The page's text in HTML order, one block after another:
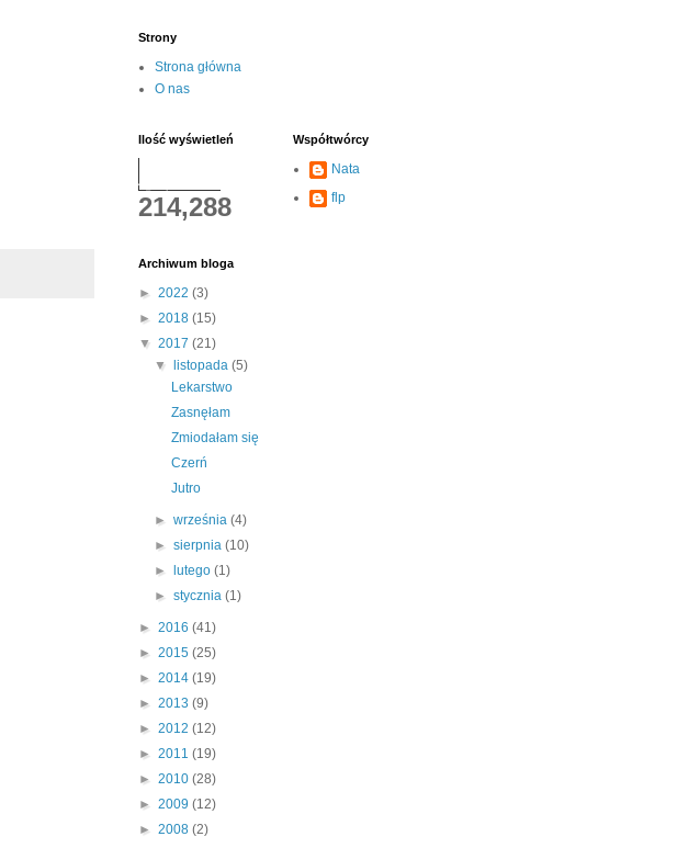
Strony
Strona główna
O nas
Ilość wyświetleń
214,288
Współtwórcy
Nata
flp
Archiwum bloga
► 2022 (3)
► 2018 (15)
▼ 2017 (21)
▼
listopada(5)
Lekarstwo
Zasnęłam
Zmiodałam się
Czerń
Jutro
►września(4)
►sierpnia(10)
►
lutego(1)
►stycznia(1)
► 2016 (41)
► 2015 (25)
► 2014 (19)
► 2013 (9)
► 2012 (12)
► 2011 (19)
► 2010 (28)
► 2009 (12)
► 2008 (2)